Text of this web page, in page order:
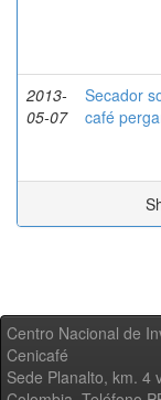
2013-
05-07
Secador
café
Centro Nacional de
Cenicafé
Sede Planalto, km. 4